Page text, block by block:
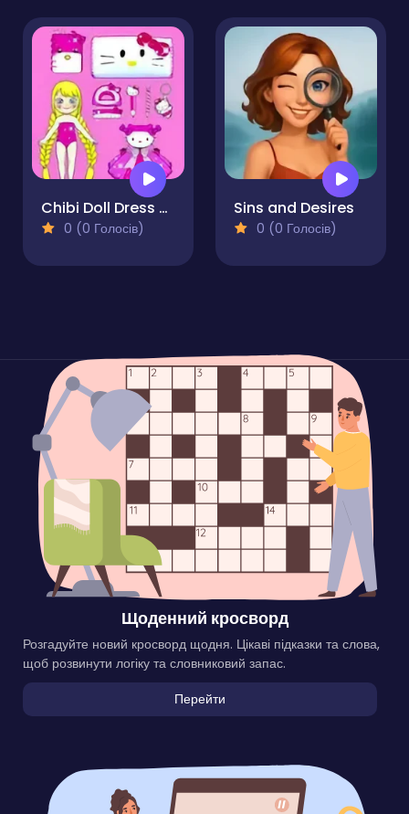
Chibi Doll Dress Up Makeover
0 (0 Голосів)
Sins and Desires
0 (0 Голосів)
Щоденний кросворд
Розгадуйте новий кросворд щодня. Цікаві підказки та слова,
щоб розвинути логіку та словниковий запас.
Перейти